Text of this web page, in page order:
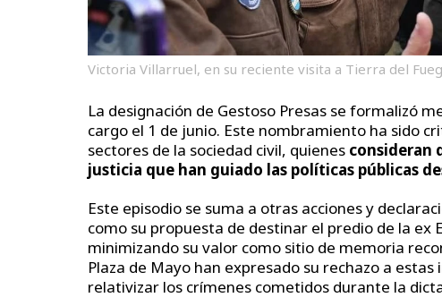
Victoria Villarruel, en su reciente visita a Tierra del
La designación de Gestoso Presas se formalizó
cargo el 1 de junio. Este nombramiento ha sido
sectores de la sociedad civil, quienes consideran
justicia que han guiado las políticas públicas
Este episodio se suma a otras acciones y
como su propuesta de destinar el predio de la
minimizando su valor como sitio de memoria
Plaza de Mayo han expresado su rechazo a
relativizar los crímenes cometidos durante la